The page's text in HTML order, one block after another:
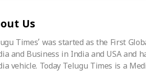
Us
Times’ was started as the First
and Business in India and USA and
vehicle. Today Telugu Times is a